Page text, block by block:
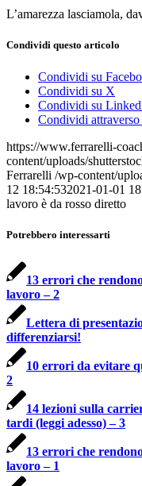
L’amarezza lasciamola,
Condividi questo articolo
Condividi su
Condividi su X
Condividi su
Condividi
https://www.ferrarelli-
content/uploads/
Ferrarelli /wp-content/
12 18:54:532021-01-01
lavoro è da rosso diretto
Potrebbero interessarti
13 errori che
lavoro – 2
Lettera di
differenziarsi!
10 errori da evitare
2
14 lezioni sulla
tardi (leggi adesso) – 3
13 errori che
lavoro – 1